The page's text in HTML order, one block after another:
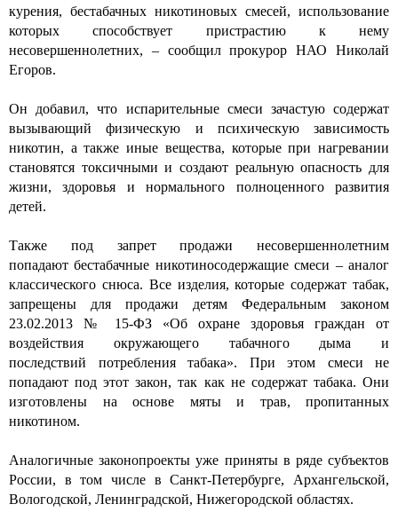
курения, бестабачных никотиновых смесей, использование
которых способствует пристрастию к нему
несовершеннолетних, – сообщил прокурор НАО Николай
Егоров.
Он добавил, что испарительные смеси зачастую содержат
вызывающий физическую и психическую зависимость
никотин, а также иные вещества, которые при нагревании
становятся токсичными и создают реальную опасность для
жизни, здоровья и нормального полноценного развития
детей.
Также под запрет продажи несовершеннолетним
попадают бестабачные никотиносодержащие смеси – аналог
классического снюса. Все изделия, которые содержат табак,
запрещены для продажи детям Федеральным законом
23.02.2013 № 15-ФЗ «Об охране здоровья граждан от
воздействия окружающего табачного дыма и
последствий потребления табака». При этом смеси не
попадают под этот закон, так как не содержат табака. Они
изготовлены на основе мяты и трав, пропитанных
никотином.
Аналогичные законопроекты уже приняты в ряде субъектов
России, в том числе в Санкт-Петербурге, Архангельской,
Вологодской, Ленинградской, Нижегородской областях.